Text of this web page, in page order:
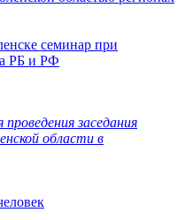
семинар при
РБ и РФ
заседания
области в